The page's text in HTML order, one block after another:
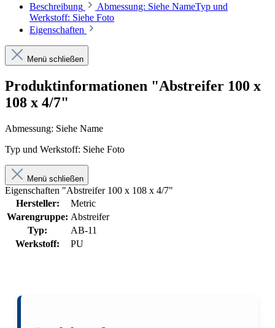
Beschreibung
Abmessung: Siehe NameTyp und
Werkstoff: Siehe Foto
Eigenschaften
Menü schließen
Produktinformationen "Abstreifer 100 x
108 x 4/7"
Abmessung: Siehe Name
Typ und Werkstoff: Siehe Foto
Menü schließen
Eigenschaften "Abstreifer 100 x 108 x 4/7"
Hersteller:
Metric
Warengruppe: Abstreifer
Typ:
AB-11
Werkstoff:
PU